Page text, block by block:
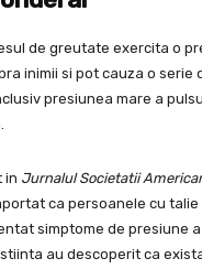
de greutate exercita o
inimii si pot cauza o serie
presiunea mare a
in Jurnalul Societatii
ca persoanele cu talie
simptome de presiune
au descoperit ca